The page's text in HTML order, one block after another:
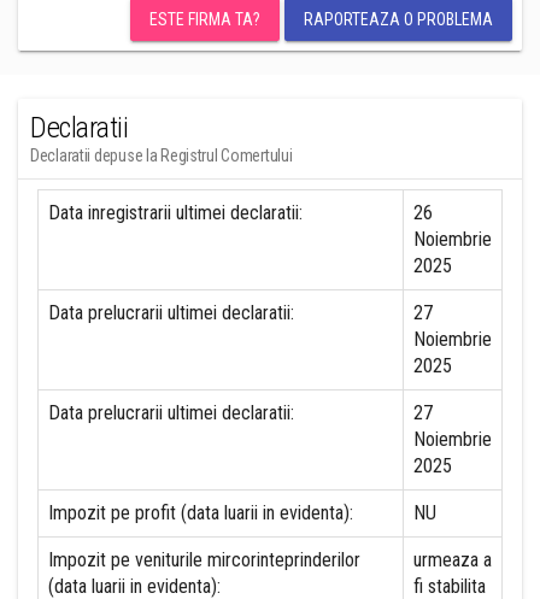
ESTE FIRMA TA? RAPORTEAZA O PROBLEMA
Declaratii
Declaratii depuse la Registrul Comertului
Data inregistrarii ultimei declaratii:
26
Noiembrie
2025
Data prelucrarii ultimei declaratii:
27
Noiembrie
2025
Data prelucrarii ultimei declaratii:
27
Noiembrie
2025
Impozit pe profit (data luarii in evidenta): NU
Impozit pe veniturile mircorinteprinderilor
(data luarii in evidenta):
urmeaza a
fi stabilita